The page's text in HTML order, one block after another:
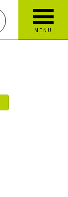
MENU